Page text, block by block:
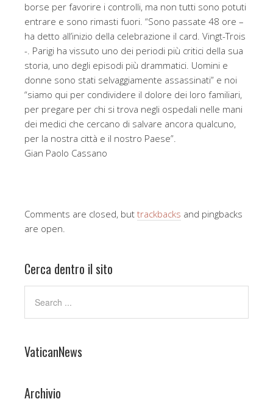
borse per favorire i controlli, ma non tutti sono potuti
entrare e sono rimasti fuori. “Sono passate 48 ore –
ha detto all’inizio della celebrazione il card. Vingt-Trois
-. Parigi ha vissuto uno dei periodi più critici della sua
storia, uno degli episodi più drammatici. Uomini e
donne sono stati selvaggiamente assassinati” e noi
“siamo qui per condividere il dolore dei loro familiari,
per pregare per chi si trova negli ospedali nelle mani
dei medici che cercano di salvare ancora qualcuno,
per la nostra città e il nostro Paese”.
Gian Paolo Cassano
Comments are closed, but trackbacks and pingbacks
are open.
Cerca dentro il sito
VaticanNews
Archivio